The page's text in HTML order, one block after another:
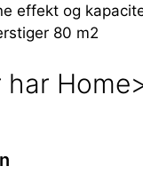
effekt og
80 m2